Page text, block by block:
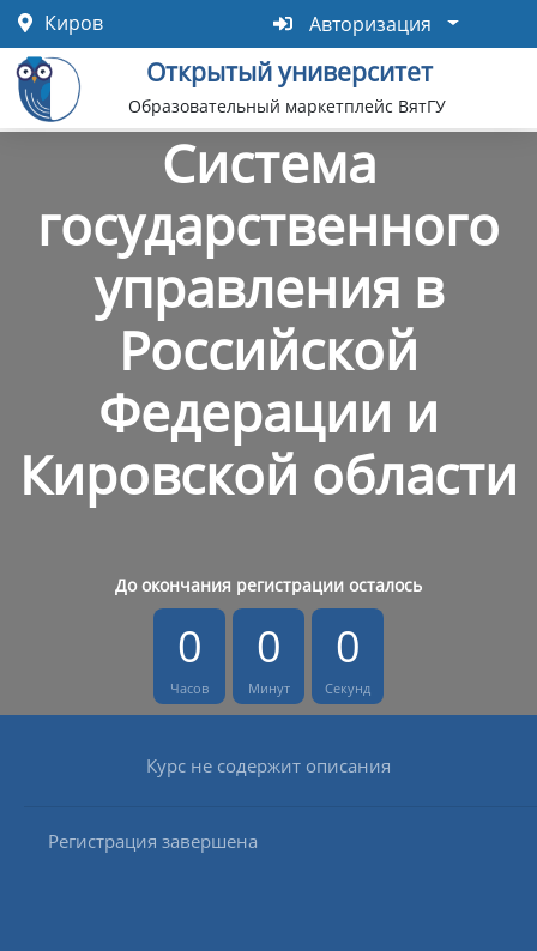
Перейти
к
основному
содержанию
Киров Авторизация
Авторизация
Открытый университет
Образовательный маркетплейс ВятГУ
Система
государственного
управления в
Российской
Федерации и
Кировской области
До окончания регистрации осталось
0
Часов
0
Минут
0
Секунд
Курс не содержит описания
Регистрация завершена